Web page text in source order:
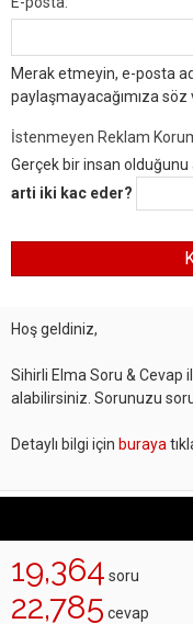
Merak etmeyin, e-posta
paylaşmayacağımıza söz
İstenmeyen Reklam
Gerçek bir insan
arti iki kac eder?
Hoş geldiniz,
Sihirli Elma Soru & Cevap
alabilirsiniz. Sorunuzu
Detaylı bilgi için buraya
19,364 soru
22,785 cevap